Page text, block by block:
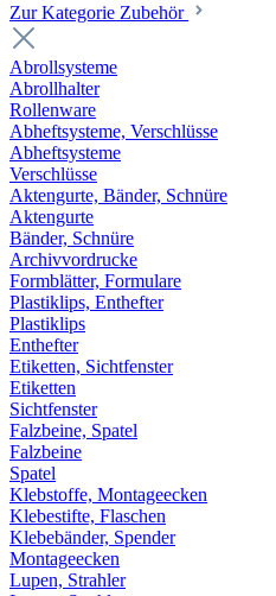
Zur Kategorie Zubehör
Abrollsysteme
Abrollhalter
Rollenware
Abheftsysteme, Verschlüsse
Abheftsysteme
Verschlüsse
Aktengurte, Bänder, Schnüre
Aktengurte
Bänder, Schnüre
Archivvordrucke
Formblätter, Formulare
Plastiklips, Enthefter
Plastiklips
Enthefter
Etiketten, Sichtfenster
Etiketten
Sichtfenster
Falzbeine, Spatel
Falzbeine
Spatel
Klebstoffe, Montageecken
Klebestifte, Flaschen
Klebebänder, Spender
Montageecken
Lupen, Strahler